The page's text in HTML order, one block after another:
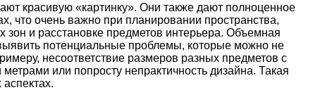
красивую «картинку». Они также дают полноценное
что очень важно при планировании пространства,
зон и расстановке предметов интерьера. Объемная
потенциальные проблемы, которые можно не
несоответствие размеров разных предметов с
или попросту непрактичность дизайна. Такая